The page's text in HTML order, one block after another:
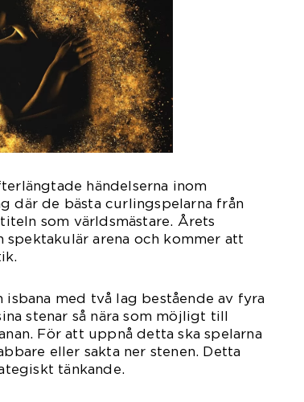
händelserna inom
där de bästa curlingspelarna från
som världsmästare. Årets
arena och kommer att
med två lag bestående av fyra
stenar så nära som möjligt till
För att uppnå detta ska spelarna
eller sakta ner stenen. Detta
tänkande.